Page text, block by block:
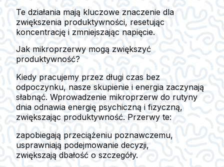
Te działania mają kluczowe znaczenie dla
zwiększenia produktywności, resetując
koncentrację i zmniejszając napięcie.
Jak mikroprzerwy mogą zwiększyć
produktywność?
Kiedy pracujemy przez długi czas bez
odpoczynku, nasze skupienie i energia zaczynają
słabnąć. Wprowadzenie mikroprzerw do rutyny
dnia odnawia energię psychiczną i fizyczną,
zwiększając produktywność. Przerwy te:
zapobiegają przeciążeniu poznawczemu,
usprawniają podejmowanie decyzji,
zwiększają dbałość o szczegóły.